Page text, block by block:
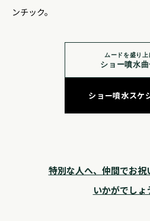
ンチック。
ムードを盛り上
ショー噴水
ショー噴水スケ
特別な人へ、仲間でお祝
いかがでしょ